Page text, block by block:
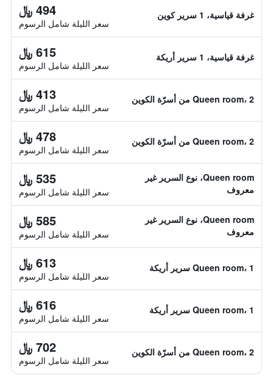
غرفة قياسية، 1 سرير كوين 494 ﷼
سعر الليلة شامل الرسوم
غرفة قياسية، 1 سرير أريكة 615 ﷼
سعر الليلة شامل الرسوم
Queen room، 2 من أسرّة الكوين 413 ﷼
سعر الليلة شامل الرسوم
Queen room، 2 من أسرّة الكوين 478 ﷼
سعر الليلة شامل الرسوم
Queen room، نوع السرير غير
معروف
535 ﷼
سعر الليلة شامل الرسوم
Queen room، نوع السرير غير
معروف
585 ﷼
سعر الليلة شامل الرسوم
Queen room، 1 سرير أريكة 613 ﷼
سعر الليلة شامل الرسوم
Queen room، 1 سرير أريكة 616 ﷼
سعر الليلة شامل الرسوم
Queen room، 2 من أسرّة الكوين 702 ﷼
سعر الليلة شامل الرسوم